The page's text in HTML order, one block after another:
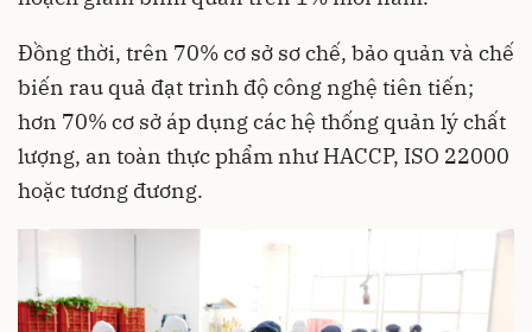
Đồng thời, trên 70% cơ sở sơ chế, bảo quản và chế
biến rau quả đạt trình độ công nghệ tiên tiến;
hơn 70% cơ sở áp dụng các hệ thống quản lý chất
lượng, an toàn thực phẩm như HACCP, ISO 22000
hoặc tương đương.